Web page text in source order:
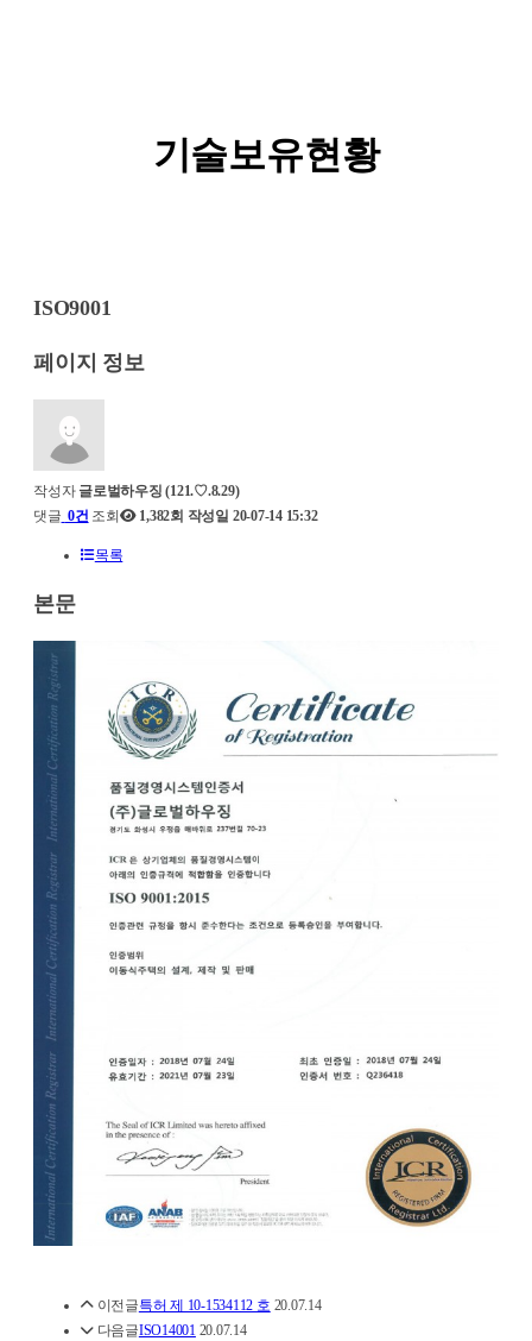
기술보유현황
ISO9001
페이지 정보
작성자 글로벌하우징 (121.♡.8.29)
댓글 0건 조회 1,382회 작성일 20-07-14 15:32
목록
본문
이전글특허 제 10-1534112 호 20.07.14
다음글ISO14001 20.07.14